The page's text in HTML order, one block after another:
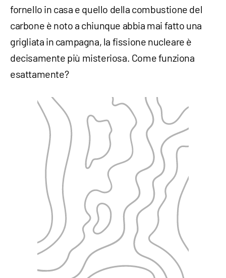
fornello in casa e quello della combustione del
carbone è noto a chiunque abbia mai fatto una
grigliata in campagna, la fissione nucleare è
decisamente più misteriosa. Come funziona
esattamente?